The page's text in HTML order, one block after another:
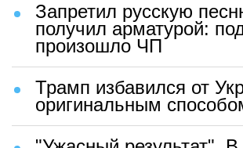
Запретил русскую
получил арматурой:
произошло ЧП
Трамп избавился от
оригинальным